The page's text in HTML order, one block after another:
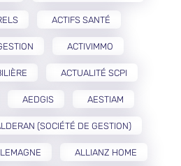
ACTIFS SANTÉ
ACTIVIMMO
ACTUALITÉ SCPI
AEDGIS AESTIAM
(SOCIÉTÉ DE GESTION)
ALLIANZ HOME